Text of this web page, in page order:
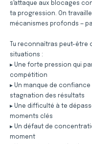
s'attaque aux blocages
ta progression. On travaille
mécanismes profonds —
Tu reconnaîtras peut-être
situations :
▸ Une forte pression qui
compétition
▸ Un manque de confiance
stagnation des résultats
▸ Une difficulté à te
moments clés
▸ Un défaut de
moment